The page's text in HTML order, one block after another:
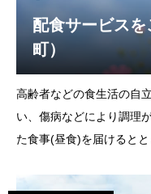
配食サービス
町）
高齢者などの食生活の自
い、傷病などにより調理
た食事(昼食)を届けると
あてはまる人①65歳以上